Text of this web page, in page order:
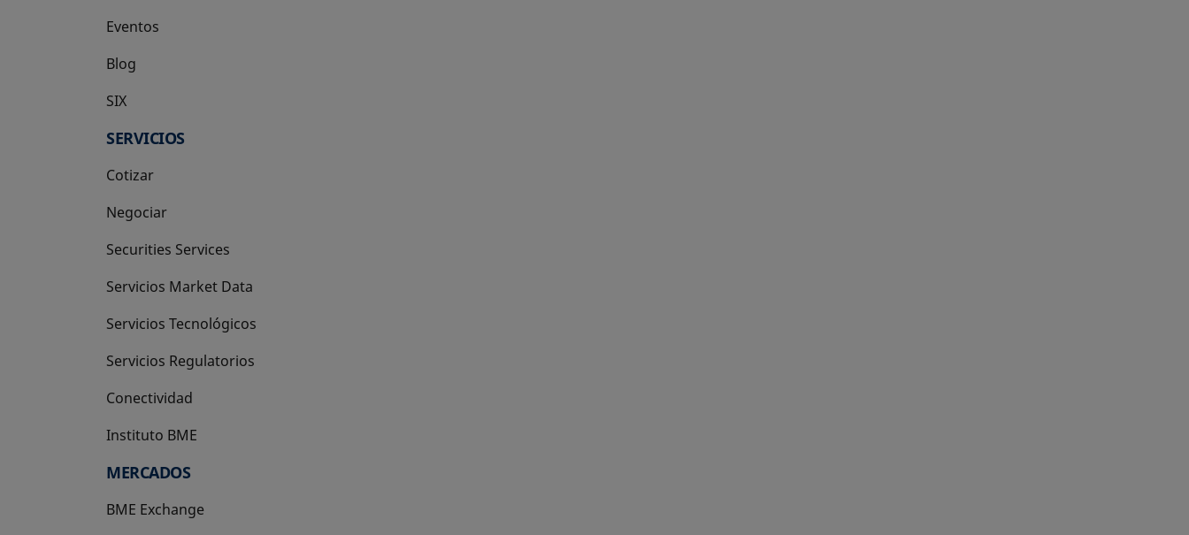
Eventos
Blog
SIX
se abre en una pestaña nueva
SERVICIOS
Cotizar
Negociar
Securities Services
Servicios Market Data
Servicios Tecnológicos
Servicios Regulatorios
Conectividad
Instituto BME
se abre en una pestaña nueva
MERCADOS
BME Exchange